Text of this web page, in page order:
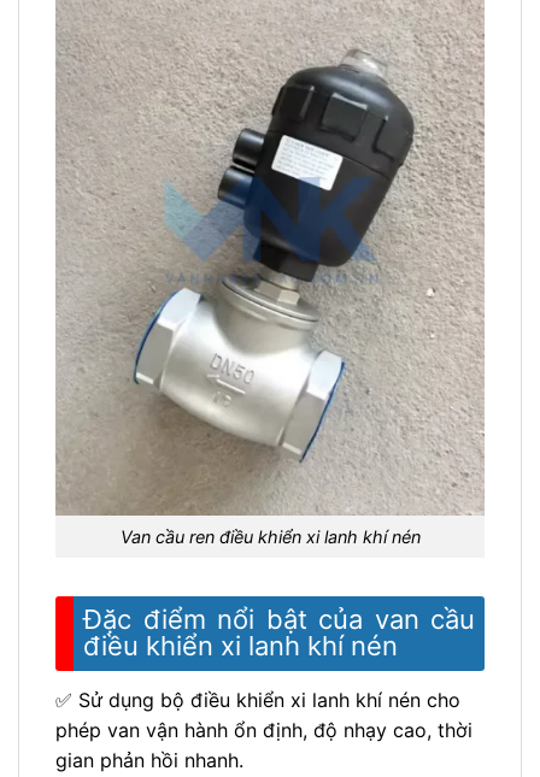
Van cầu ren điều khiển xi lanh khí nén
Đặc điểm nổi bật của van cầu
điều khiển xi lanh khí nén
✅ Sử dụng bộ điều khiển xi lanh khí nén cho
phép van vận hành ổn định, độ nhạy cao, thời
gian phản hồi nhanh.